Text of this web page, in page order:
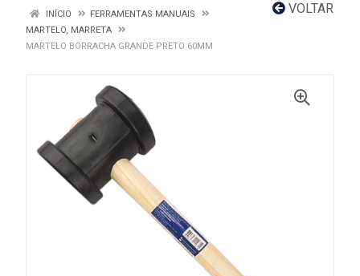
VOLTAR
INÍCIO
FERRAMENTAS MANUAIS
MARTELO, MARRETA
MARTELO BORRACHA GRANDE PRETO 60MM